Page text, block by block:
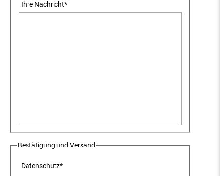
Ihre Nachricht*
Bestätigung und Versand
Datenschutz*